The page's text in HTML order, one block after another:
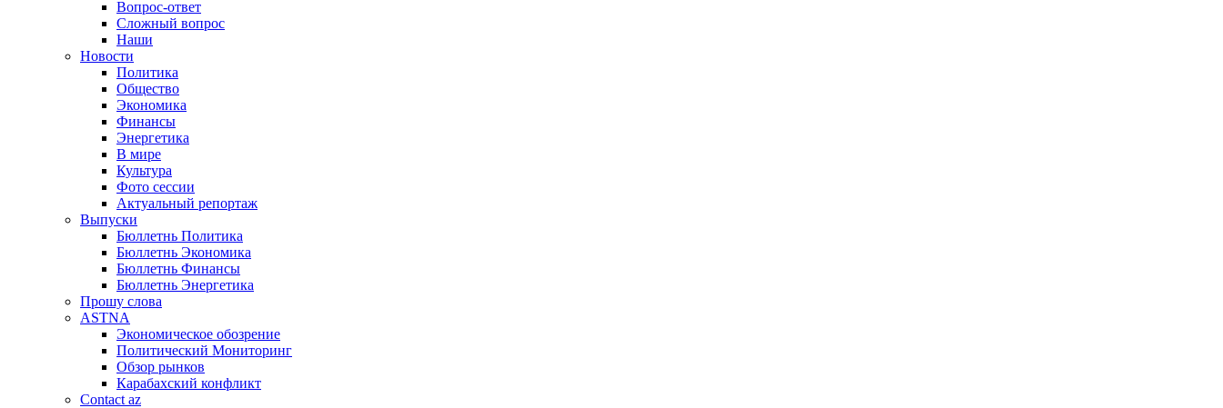
Вопрос-ответ
Сложный вопрос
Наши
Новости
Политика
Общество
Экономика
Финансы
Энергетика
В мире
Культура
Фото сессии
Актуальный репортаж
Выпуски
Бюллетнь Политика
Бюллетнь Экономика
Бюллетнь Финансы
Бюллетнь Энергетика
Прошу слова
ASTNA
Экономическое обозрение
Политический Мониторинг
Обзор рынков
Карабахский конфликт
Contact az